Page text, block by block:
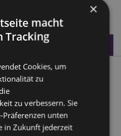
Lesezeichen Set
Papier
×
macht
Tracking
Cookies, um
zu
zu verbessern. Sie
Präferenzen unten
in Zukunft jederzeit